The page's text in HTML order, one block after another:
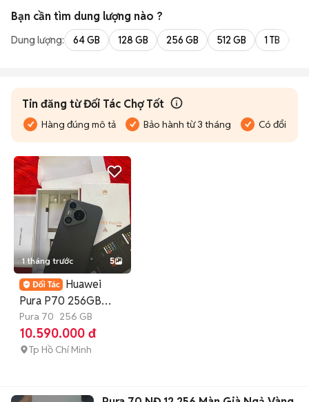
Bạn cần tìm dung lượng nào ?
Dung lượng: 64 GB 128 GB 256 GB 512 GB 1 TB
Tin đăng từ Đối Tác Chợ Tốt
Hàng đúng mô tả Bảo hành từ 3 tháng Có đổi trả
1 tháng trước 5
Huawei
Pura P70 256GB
QUỐC TẾ FULLBOX
KENG MỚI
Pura 70 256 GB
10.590.000 đ
Tp Hồ Chí Minh